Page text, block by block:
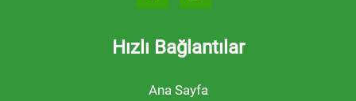
Hızlı Bağlantılar
Ana Sayfa